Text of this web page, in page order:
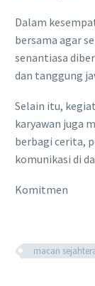
Dalam
bersama agar
senantiasa
dan tanggung
Selain itu,
karyawan juga
berbagi cerita,
komunikasi di
Komitmen
macan